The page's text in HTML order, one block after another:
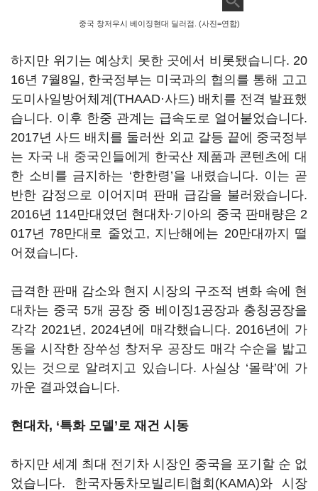
중국 창저우시 베이징현대 딜러점. (사진=연합)
하지만 위기는 예상치 못한 곳에서 비롯됐습니다. 20
16년 7월8일, 한국정부는 미국과의 협의를 통해 고고
도미사일방어체계(THAAD·사드) 배치를 전격 발표했
습니다. 이후 한중 관계는 급속도로 얼어붙었습니다.
2017년 사드 배치를 둘러싼 외교 갈등 끝에 중국정부
는 자국 내 중국인들에게 한국산 제품과 콘텐츠에 대
한 소비를 금지하는 ‘한한령’을 내렸습니다. 이는 곧
반한 감정으로 이어지며 판매 급감을 불러왔습니다.
2016년 114만대였던 현대차·기아의 중국 판매량은 2
017년 78만대로 줄었고, 지난해에는 20만대까지 떨
어졌습니다.
급격한 판매 감소와 현지 시장의 구조적 변화 속에 현
대차는 중국 5개 공장 중 베이징1공장과 충칭공장을
각각 2021년, 2024년에 매각했습니다. 2016년에 가
동을 시작한 장쑤성 창저우 공장도 매각 수순을 밟고
있는 것으로 알려지고 있습니다. 사실상 ‘몰락’에 가
까운 결과였습니다.
현대차, ‘특화 모델’로 재건 시동
하지만 세계 최대 전기차 시장인 중국을 포기할 순 없
었습니다. 한국자동차모빌리티협회(KAMA)와 시장